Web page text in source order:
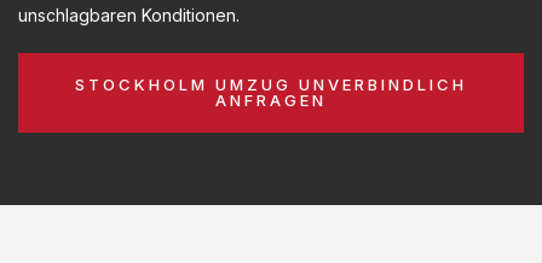
unschlagbaren Konditionen.
STOCKHOLM UMZUG UNVERBINDLICH
ANFRAGEN